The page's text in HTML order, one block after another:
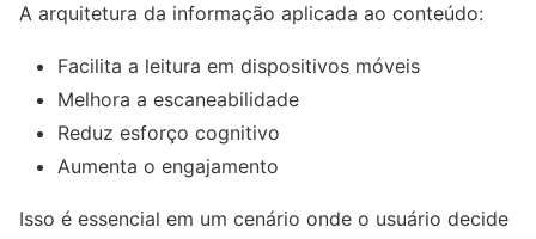
A arquitetura da informação aplicada ao conteúdo:
Facilita a leitura em dispositivos móveis
Melhora a escaneabilidade
Reduz esforço cognitivo
Aumenta o engajamento
Isso é essencial em um cenário onde o usuário decide